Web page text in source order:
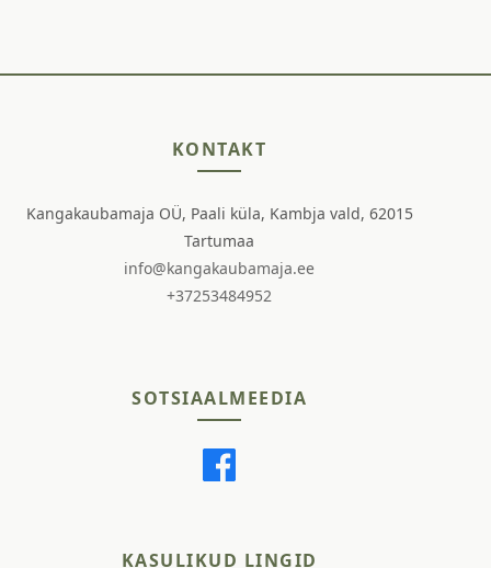
KONTAKT
Kangakaubamaja OÜ, Paali küla, Kambja vald, 62015
Tartumaa
info@kangakaubamaja.ee
+37253484952
SOTSIAALMEEDIA
KASULIKUD LINGID